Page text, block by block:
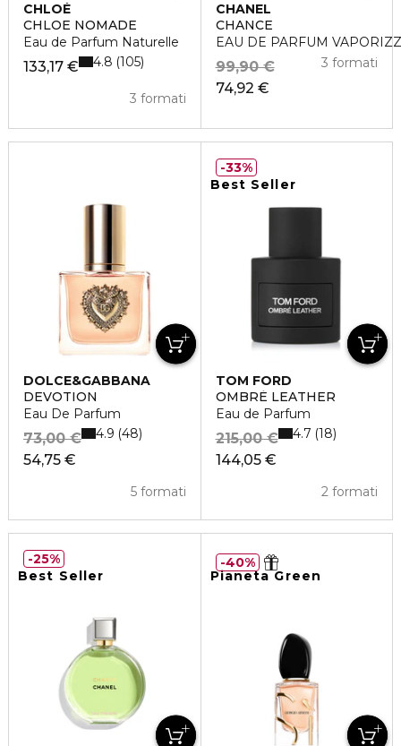
CHLOÉ
CHLOE NOMADE
Eau de Parfum Naturelle
133,17 €
3 formati
4.8 105
CHANEL
CHANCE
EAU DE PARFUM
74,92 €
99,90 € 3 formati
DOLCE&GABBANA
DEVOTION
Eau De Parfum
54,75 €
73,00 €
5 formati
4.9 48
Best Seller
TOM FORD
OMBRÈ LEATHER
Eau de Parfum
144,05 €
215,00 €
2 formati
4.7 18
33%
Best Seller
25%
Pianeta Green
40%